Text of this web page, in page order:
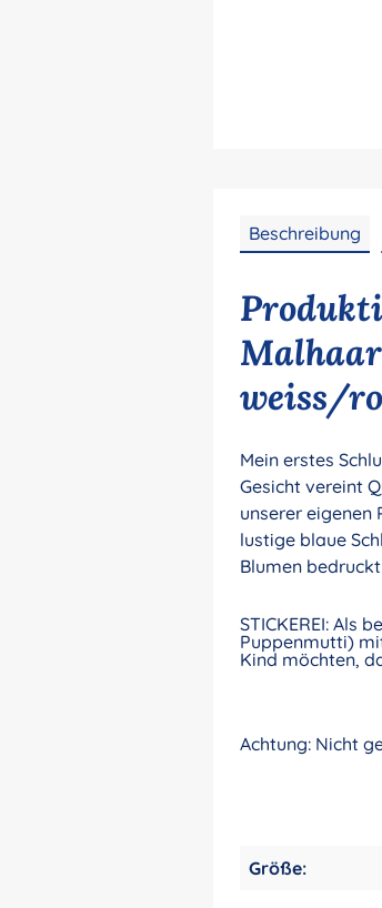
Beschreibung
weiss/
Mein erstes
Gesicht vereint
unserer eigenen
lustige blaue
Blumen
STICKEREI: Als
Puppenmutti)
Kind möchten,
Achtung: Nicht
Größe: